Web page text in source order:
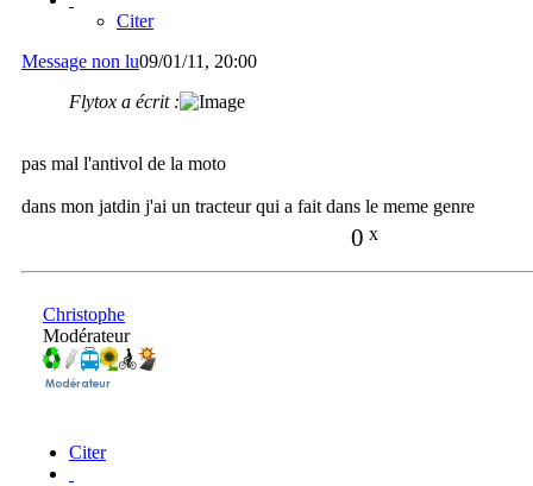
Citer
Message non lu09/01/11, 20:00
Flytox a écrit :
pas mal l'antivol de la moto
dans mon jatdin j'ai un tracteur qui a fait dans le meme genre
0 x
Christophe
Modérateur
Citer